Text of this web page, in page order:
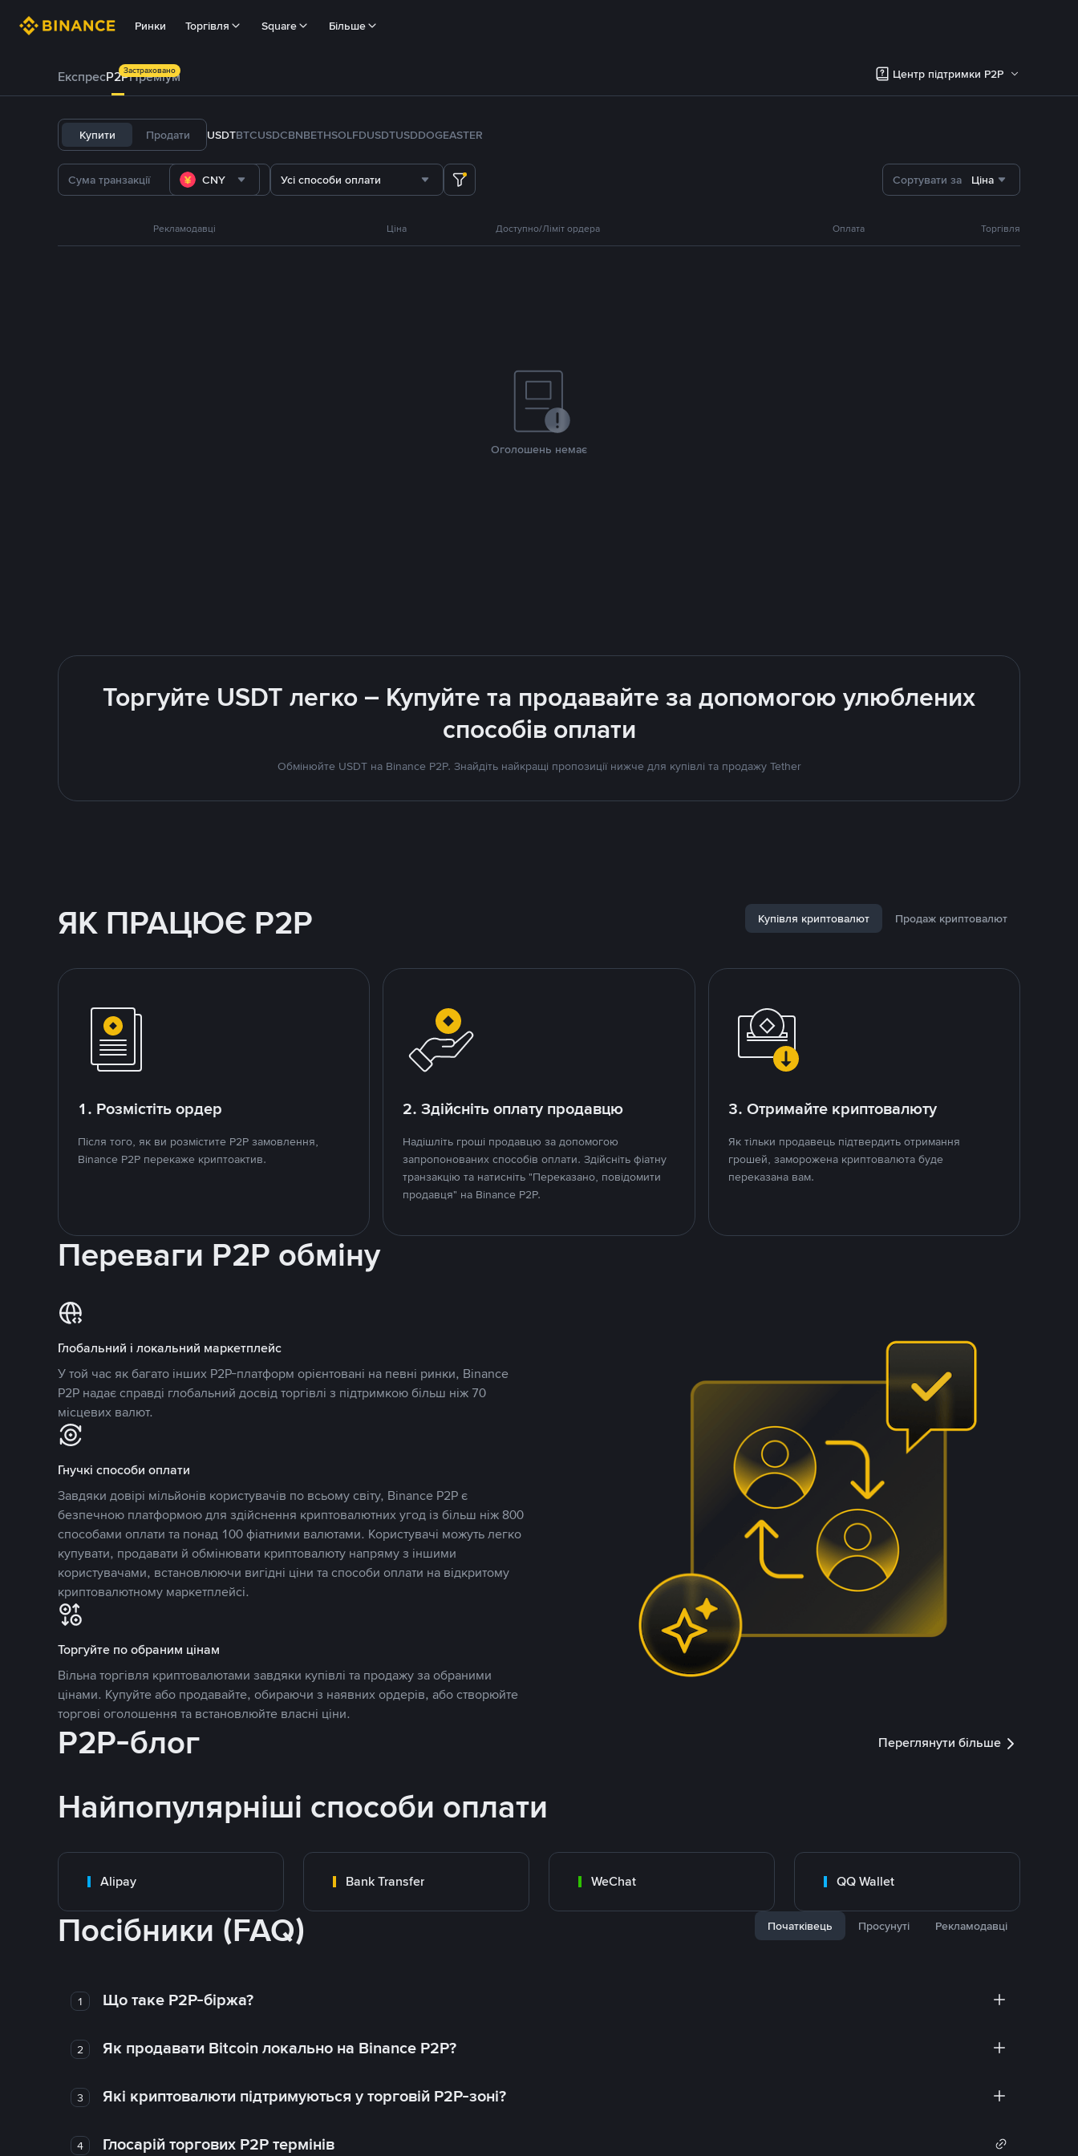
Ринки Торгівля Square Більше
ЕкспресP2PПреміум
Застраховано Центр підтримки P2P
Купити Продати USDTBTCUSDCBNBETHSOLFDUSDTUSDDOGEASTER
CNY Усі способи оплати Сортувати за Ціна
Рекламодавці Ціна Доступно/Ліміт ордера Оплата Торгівля
Оголошень немає
Торгуйте USDT легко – Купуйте та продавайте за допомогою улюблених
способів оплати
Обмінюйте USDT на Binance P2P. Знайдіть найкращі пропозиції нижче для купівлі та продажу Tether
ЯК ПРАЦЮЄ P2P Купівля криптовалют Продаж криптовалют
1. Розмістіть ордер
Після того, як ви розмістите P2P замовлення,
Binance P2P перекаже криптоактив.
2. Здійсніть оплату продавцю
Надішліть гроші продавцю за допомогою
запропонованих способів оплати. Здійсніть фіатну
транзакцію та натисніть "Переказано, повідомити
продавця" на Binance P2P.
3. Отримайте криптовалюту
Як тільки продавець підтвердить отримання
грошей, заморожена криптовалюта буде
переказана вам.
Переваги P2P обміну
Глобальний і локальний маркетплейс
У той час як багато інших P2P-платформ орієнтовані на певні ринки, Binance
P2P надає справді глобальний досвід торгівлі з підтримкою більш ніж 70
місцевих валют.
Гнучкі способи оплати
Завдяки довірі мільйонів користувачів по всьому світу, Binance P2P є
безпечною платформою для здійснення криптовалютних угод із більш ніж 800
способами оплати та понад 100 фіатними валютами. Користувачі можуть легко
купувати, продавати й обмінювати криптовалюту напряму з іншими
користувачами, встановлюючи вигідні ціни та способи оплати на відкритому
криптовалютному маркетплейсі.
Торгуйте по обраним цінам
Вільна торгівля криптовалютами завдяки купівлі та продажу за обраними
цінами. Купуйте або продавайте, обираючи з наявних ордерів, або створюйте
торгові оголошення та встановлюйте власні ціни.
P2P-блог Переглянути більше
Найпопулярніші способи оплати
Alipay Bank Transfer WeChat QQ Wallet
Посібники (FAQ) Початківець Просунуті Рекламодавці
1 Що таке P2P-біржа?
2 Як продавати Bitcoin локально на Binance P2P?
3 Які криптовалюти підтримуються у торговій P2P-зоні?
4 Глосарій торгових P2P термінів